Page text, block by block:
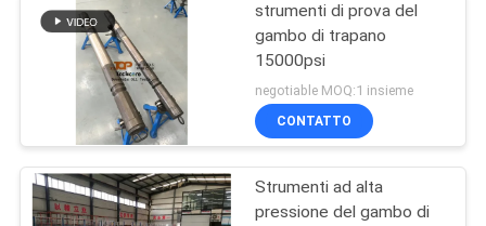
strumenti di prova del
gambo di trapano
15000psi
negotiable MOQ:1 insieme
CONTATTO
Strumenti ad alta
pressione del gambo di